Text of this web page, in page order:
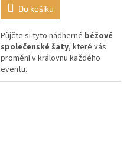
Do košíku
Půjčte si tyto nádherné béžové
společenské šaty, které vás
promění v královnu každého
eventu.